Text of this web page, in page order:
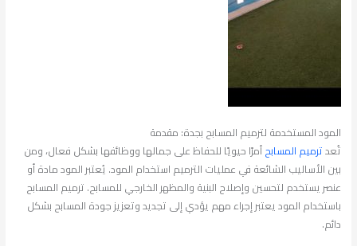
المود المستخدمة لترميم المسابح بجدة: مقدمة
تُعدترميم المسابحأمرًا حيويًا للحفاظ على جمالها ووظائفها بشكل فعال، ومن
بين الأساليب الشائعة في عمليات الترميم استخدام المود. يُعتبر المود مادة أو
عنصر يستخدم لتحسين وإصلاح البنية والمظهر الخارجي للمسابح. ترميم المسابح
باستخدام المود يعتبر إجراء مهم يؤدي إلى تجديد وتعزيز جودة المسابح بشكل
دائم.